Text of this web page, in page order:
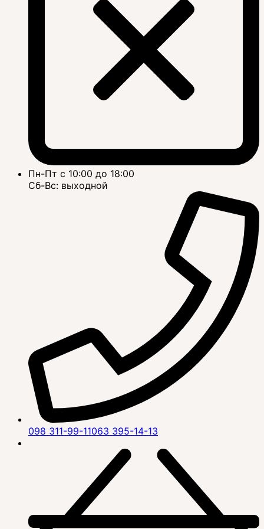
Пн-Пт с 10:00 до 18:00
Сб-Вс: выходной
098 311-99-11063 395-14-13